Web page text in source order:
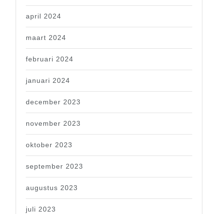
april 2024
maart 2024
februari 2024
januari 2024
december 2023
november 2023
oktober 2023
september 2023
augustus 2023
juli 2023